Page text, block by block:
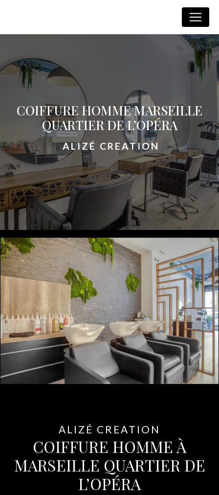
COIFFURE HOMME MARSEILLE
QUARTIER DE L’OPÉRA
ALIZÉ CREATION
ALIZÉ CREATION
COIFFURE HOMME À
MARSEILLE QUARTIER DE
L’OPÉRA